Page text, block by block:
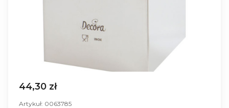
44,30 zł
Artykuł: 0063785